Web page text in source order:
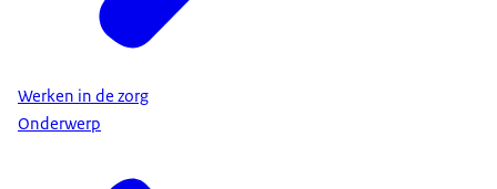
Werken in de zorg
Onderwerp